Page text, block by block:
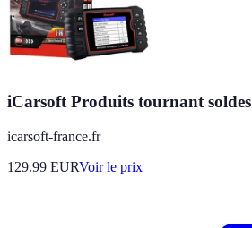
iCarsoft Produits tournant soldes
icarsoft-france.fr
129.99 EURVoir le prix